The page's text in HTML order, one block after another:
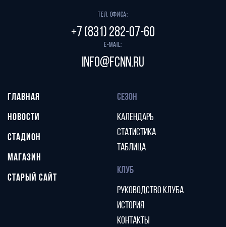
Тел. офиса:
+7 (831) 282-07-60
E-mail:
info@fcnn.ru
ГЛАВНАЯ
НОВОСТИ
СТАДИОН
МАГАЗИН
СТАРЫЙ САЙТ
СЕЗОН
КАЛЕНДАРЬ
СТАТИСТИКА
ТАБЛИЦА
КЛУБ
РУКОВОДСТВО КЛУБА
ИСТОРИЯ
КОНТАКТЫ